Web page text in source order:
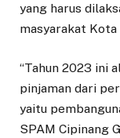
yang harus
masyarakat Kota
“Tahun 2023 ini
pinjaman dari
yaitu
SPAM Cipinang